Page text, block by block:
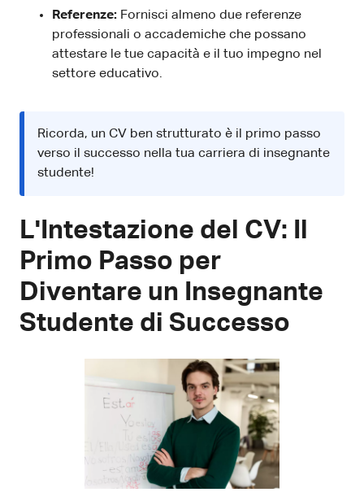
Referenze: Fornisci almeno due referenze
professionali o accademiche che possano
attestare le tue capacità e il tuo impegno nel
settore educativo.
Ricorda, un CV ben strutturato è il primo passo
verso il successo nella tua carriera di insegnante
studente!
L'Intestazione del CV: Il
Primo Passo per
Diventare un Insegnante
Studente di Successo